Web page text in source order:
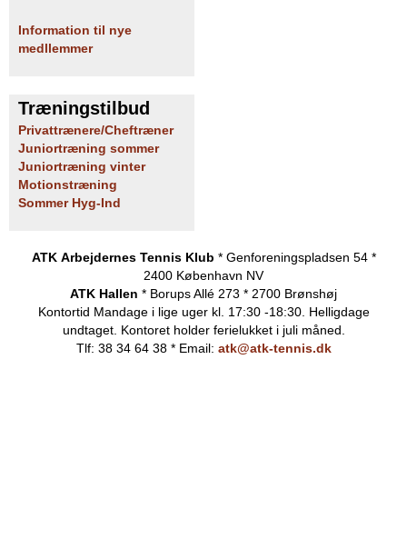
Information til nye
medllemmer
Træningstilbud
Privattrænere/Cheftræner
Juniortræning sommer
Juniortræning vinter
Motionstræning
Sommer Hyg-Ind
ATK Arbejdernes Tennis Klub * Genforeningspladsen 54 *
2400 København NV
ATK Hallen * Borups Allé 273 * 2700 Brønshøj
Kontortid Mandage i lige uger kl. 17:30 -18:30. Helligdage
undtaget. Kontoret holder ferielukket i juli måned.
Tlf: 38 34 64 38 * Email: atk@atk-tennis.dk